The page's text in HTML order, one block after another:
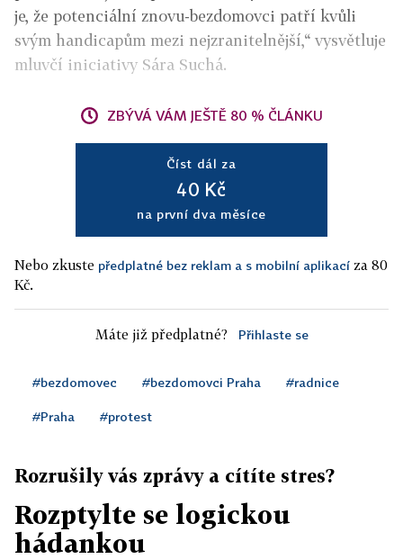
je, že potenciální znovu-bezdomovci patří kvůli
svým handicapům mezi nejzranitelnější,“ vysvětluje
mluvčí iniciativy Sára Suchá.
ZBÝVÁ VÁM JEŠTĚ 80 % ČLÁNKU
Číst dál za
40 Kč
na první dva měsíce
Nebo zkuste předplatné bez reklam a s mobilní aplikací za 80
Kč.
Máte již předplatné? Přihlaste se
#bezdomovec #bezdomovci Praha #radnice
#Praha #protest
Rozrušily vás zprávy a cítíte stres?
Rozptylte se logickou
hádankou